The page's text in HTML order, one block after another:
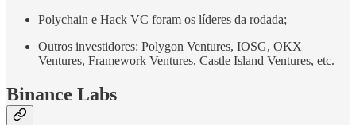
Polychain e Hack VC foram os líderes da rodada;
Outros investidores: Polygon Ventures, IOSG, OKX
Ventures, Framework Ventures, Castle Island Ventures, etc.
Binance Labs